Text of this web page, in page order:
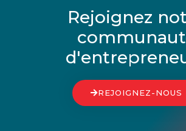
Rejoignez
REJOIGNEZ-NOUS